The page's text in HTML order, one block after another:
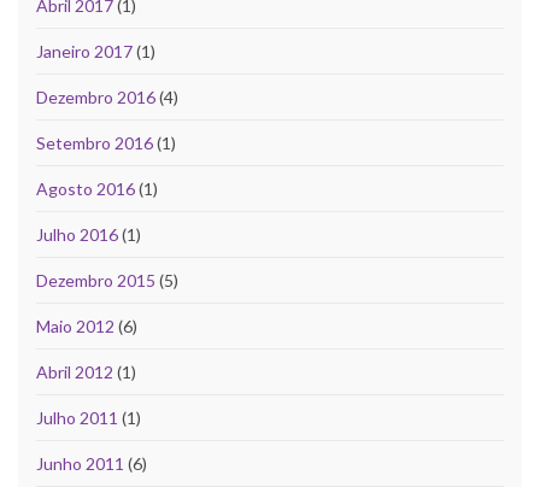
Abril 2017(1)
Janeiro 2017(1)
Dezembro 2016(4)
Setembro 2016(1)
Agosto 2016(1)
Julho 2016(1)
Dezembro 2015 (5)
Maio 2012 (6)
Abril 2012 (1)
Julho 2011 (1)
Junho 2011 (6)